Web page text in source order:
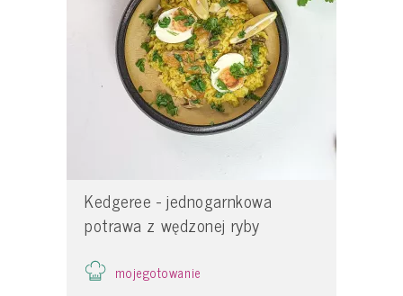
Kedgeree - jednogarnkowa
potrawa z wędzonej ryby
mojegotowanie